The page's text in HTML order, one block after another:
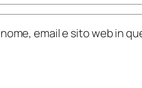
nome, email e sito web in